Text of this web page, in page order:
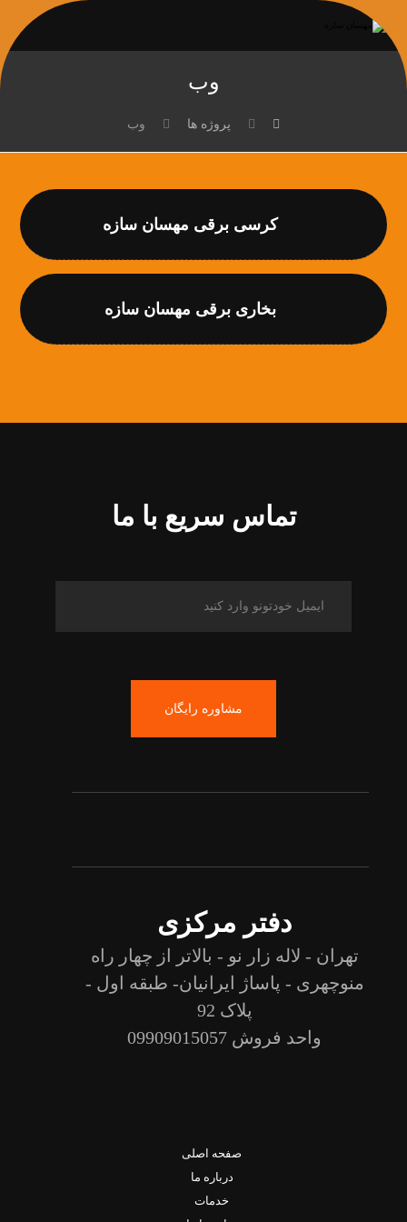
وب
پروژه ها وب
کرسی برقی مهسان سازه
بخاری برقی مهسان سازه
تماس سریع با ما
مشاوره رایگان
دفتر مرکزی
تهران - لاله زار نو - بالاتر از چهار راه
منوچهری - پاساژ ایرانیان- طبقه اول -
پلاک 92
واحد فروش 09909015057
صفحه اصلی
درباره ما
خدمات